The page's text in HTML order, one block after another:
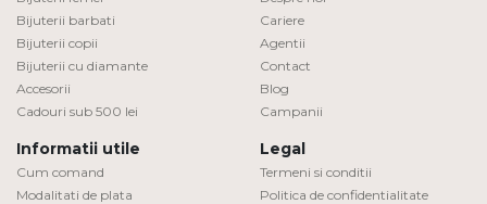
Bijuterii barbati
Bijuterii copii
Bijuterii cu diamante
Accesorii
Cadouri sub 500 lei
Cariere
Agentii
Contact
Blog
Campanii
Informatii utile
Cum comand
Modalitati de plata
Legal
Termeni si conditii
Politica de confidentialitate